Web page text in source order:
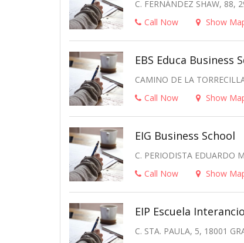
C. FERNÁNDEZ SHAW, 88,
Call Now
Show
EBS Educa Business
CAMINO DE LA
Call Now
Show
EIG Business School
C. PERIODISTA EDUARDO
Call Now
Show
EIP Escuela
C. STA. PAULA, 5, 18001